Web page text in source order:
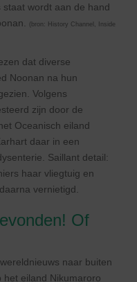
wordt aan de hand
(bron: History Channel, Inside
dat diverse
Noonan na hun
Volgens
zijn door de
Oceanisch eiland
daar in een
Saillant detail:
haar vliegtuig en
vernietigd.
Of
naar buiten
eiland Nikumaroro